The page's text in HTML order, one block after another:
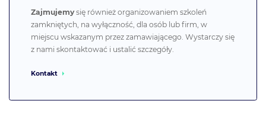
Zajmujemysię również organizowaniem szkoleń
zamkniętych, na wyłączność, dla osób lub firm, w
miejscu wskazanym przez zamawiającego. Wystarczy się
z nami skontaktować i ustalić szczegóły.
Kontakt